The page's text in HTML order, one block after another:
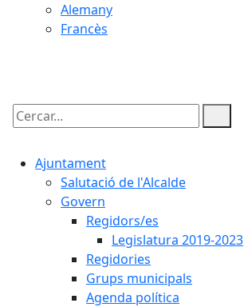
Alemany
Francès
Cercar:
Ajuntament
Salutació de l'Alcalde
Govern
Regidors/es
Legislatura 2019-2023
Regidories
Grups municipals
Agenda política